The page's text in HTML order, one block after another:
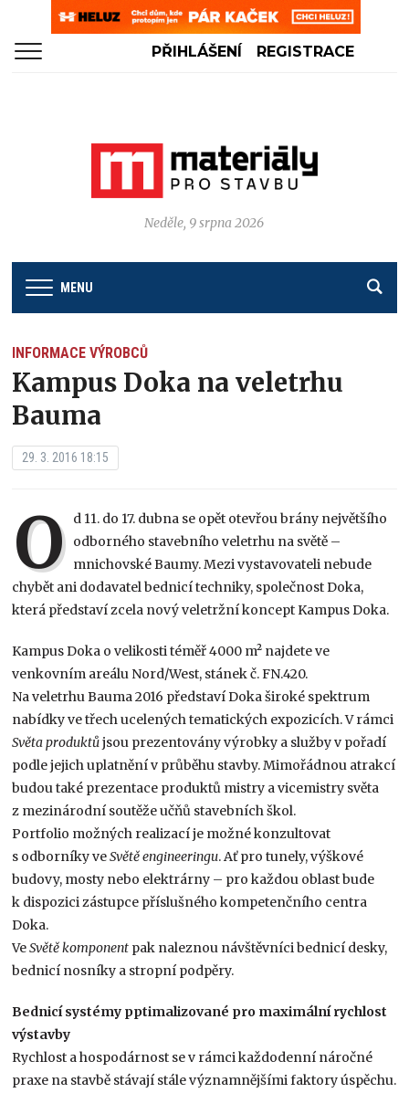
PŘIHLÁŠENÍ REGISTRACE
Neděle, 9 srpna 2026
MENU
INFORMACE VÝROBCŮ
Kampus Doka na veletrhu
Bauma
29. 3. 2016 18:15
O d 11. do 17. dubna se opět otevřou brány největšího
odborného stavebního veletrhu na světě –
mnichovské Baumy. Mezi vystavovateli nebude
chybět ani dodavatel bednicí techniky, společnost Doka,
která představí zcela nový veletržní koncept Kampus Doka.
Kampus Doka o velikosti téměř 4000 m² najdete ve
venkovním areálu Nord/West, stánek č. FN.420.
Na veletrhu Bauma 2016 představí Doka široké spektrum
nabídky ve třech ucelených tematických expozicích. V rámci
Světa produktůjsou prezentovány výrobky a služby v pořadí
podle jejich uplatnění v průběhu stavby. Mimořádnou atrakcí
budou také prezentace produktů mistry a vicemistry světa
z mezinárodní soutěže učňů stavebních škol.
Portfolio možných realizací je možné konzultovat
s odborníky veSvětě engineeringu. Ať pro tunely, výškové
budovy, mosty nebo elektrárny – pro každou oblast bude
k dispozici zástupce příslušného kompetenčního centra
Doka.
VeSvětě komponent pak naleznou návštěvníci bednicí desky,
bednicí nosníky a stropní podpěry.
Bednicí systémy pptimalizované pro maximální rychlost
výstavby
Rychlost a hospodárnost se v rámci každodenní náročné
praxe na stavbě stávají stále významnějšími faktory úspěchu.